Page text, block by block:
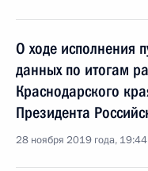
О ходе исполнения
данных по итогам
Краснодарского
Президента
28 ноября 2019 года, 19:44